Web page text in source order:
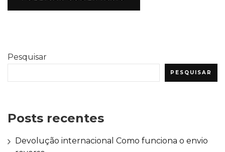
Pesquisar
PESQUISAR
Posts recentes
Devolução internacional Como funciona o envio